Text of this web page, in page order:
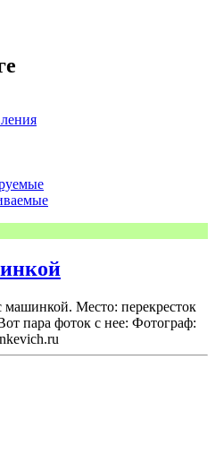
машинкой. Место: перекресток
пара фоток с нее: Фотограф: